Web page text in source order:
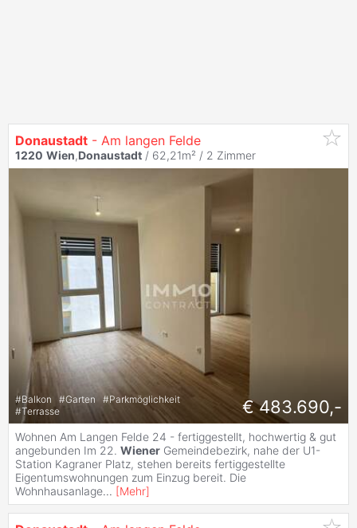
Donaustadt - Am langen Felde
1220 Wien,Donaustadt / 62,21m² / 2 Zimmer
#Balkon #Garten #Parkmöglichkeit
#Terrasse € 483.690,-
Wohnen Am Langen Felde 24 - fertiggestellt, hochwertig & gut
angebunden Im 22. Wiener Gemeindebezirk, nahe der U1-
Station Kagraner Platz, stehen bereits fertiggestellte
Eigentumswohnungen zum Einzug bereit. Die
Wohnhausanlage... [Mehr]